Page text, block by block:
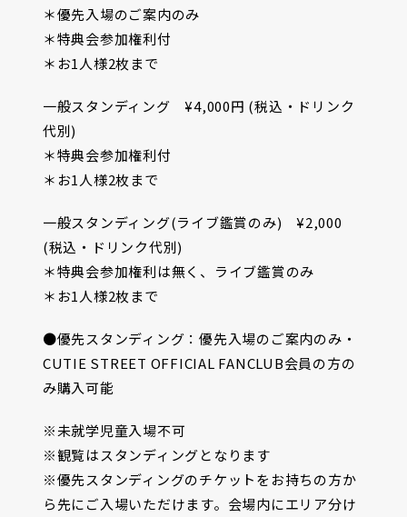
＊優先入場のご案内のみ
＊特典会参加権利付
＊お1人様2枚まで
一般スタンディング ¥4,000円 (税込・ドリンク
代別)
＊特典会参加権利付
＊お1人様2枚まで
一般スタンディング(ライブ鑑賞のみ) ¥2,000
(税込・ドリンク代別)
＊特典会参加権利は無く、ライブ鑑賞のみ
＊お1人様2枚まで
●優先スタンディング：優先入場のご案内のみ・
CUTIE STREET OFFICIAL FANCLUB会員の方の
み購入可能
※未就学児童入場不可
※観覧はスタンディングとなります
※優先スタンディングのチケットをお持ちの方か
ら先にご入場いただけます。会場内にエリア分け